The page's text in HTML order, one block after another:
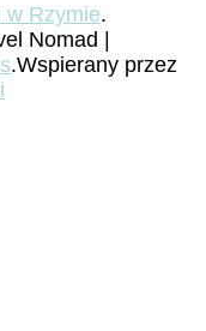
w Rzymie.
Nomad |
.Wspierany przez